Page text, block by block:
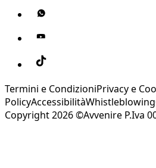
Termini e CondizioniPrivacy e
PolicyAccessibilitàWhistleblowing
Copyright 2026 ©Avvenire P.Iva